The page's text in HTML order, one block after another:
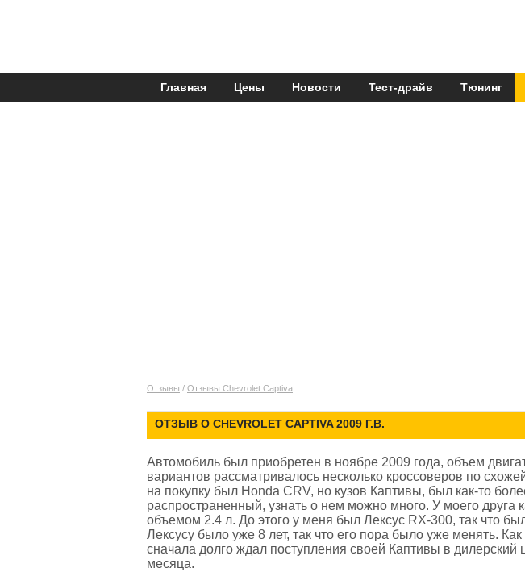
Главная Цены Новости Тест-драйв Тюнинг
Отзывы / Отзывы Chevrolet Captiva
ОТЗЫВ О CHEVROLET CAPTIVA 2009 Г.В.
Автомобиль был приобретен в ноябре 2009 года, объем
вариантов рассматривалось несколько кроссоверов по
на покупку был Honda СRV, но кузов Каптивы, был как-то
распространенный, узнать о нем можно много. У моего друга
объемом 2.4 л. До этого у меня был Лексус RХ-300, так что
Лексусу было уже 8 лет, так что его пора было уже менять.
сначала долго ждал поступления своей Каптивы в дилерский
месяца.